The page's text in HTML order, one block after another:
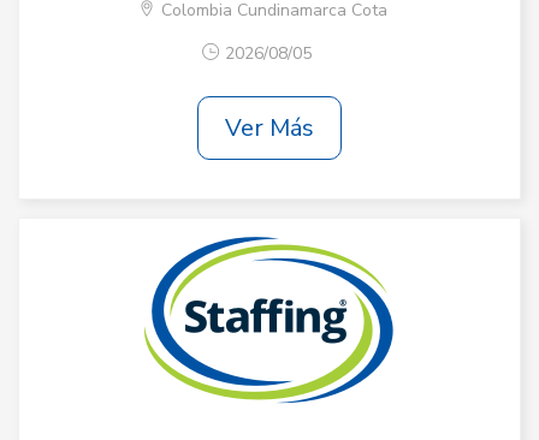
Colombia Cundinamarca Cota
2026/08/05
Ver Más